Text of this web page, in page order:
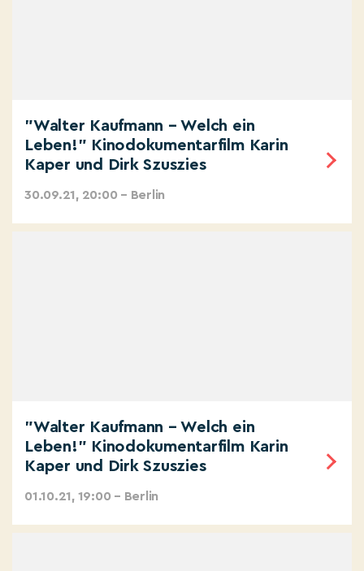
"Walter Kaufmann – Welch ein
Leben!" Kinodokumentarfilm Karin
Kaper und Dirk Szuszies
30.09.21, 20:00 – Berlin
"Walter Kaufmann – Welch ein
Leben!" Kinodokumentarfilm Karin
Kaper und Dirk Szuszies
01.10.21, 19:00 – Berlin